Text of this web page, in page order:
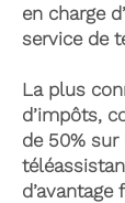
en charge
service de
La plus
d’impôts,
de 50%